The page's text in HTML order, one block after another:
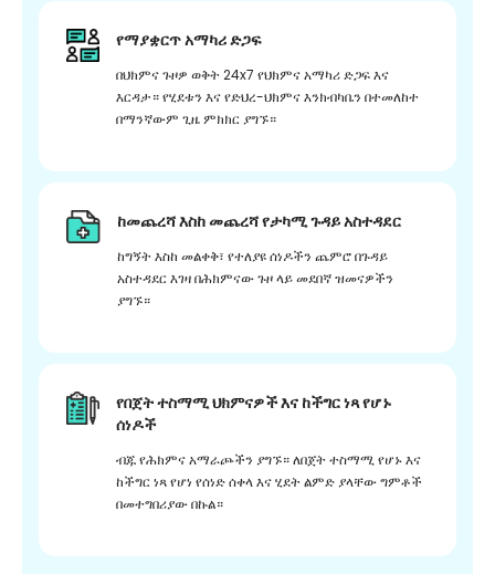
የማያቋርጥ አማካሪ ድጋፍ
በህክምና ጉዞዎ ወቅት 24x7 የህክምና አማካሪ ድጋፍ እና
እርዳታ። የሂደቱን እና የድህረ-ህክምና እንክብካቤን በተመለከተ
በማንኛውም ጊዜ ምክክር ያግኙ።
ከመጨረሻ እስከ መጨረሻ የታካሚ ጉዳይ አስተዳደር
ከግኝት እስከ መልቀቅ፣ የተለያዩ ሰነዶችን ጨምሮ በጉዳይ
አስተዳደር እገዛ በሕክምናው ጉዞ ላይ መደበኛ ዝመናዎችን
ያግኙ።
የበጀት ተስማሚ ህክምናዎች እና ከችግር ነጻ የሆኑ
ሰነዶች
ብጁ የሕክምና አማራጮችን ያግኙ። ለበጀት ተስማሚ የሆኑ እና
ከችግር ነጻ የሆነ የሰነድ ሰቀላ እና ሂደት ልምድ ያላቸው ግምቶች
በመተግበሪያው በኩል።